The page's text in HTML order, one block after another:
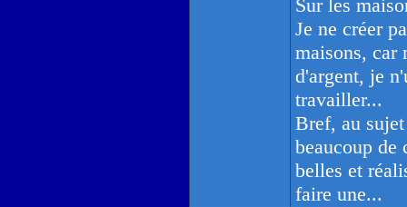
Sur les
Je ne créer
maisons, car
d'argent, je
travailler...
Bref, au
beaucoup de
belles et
faire une...